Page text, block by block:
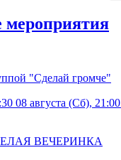
"Сделай громче"
08 августа (Сб), 21:00
ВЕЧЕРИНКА